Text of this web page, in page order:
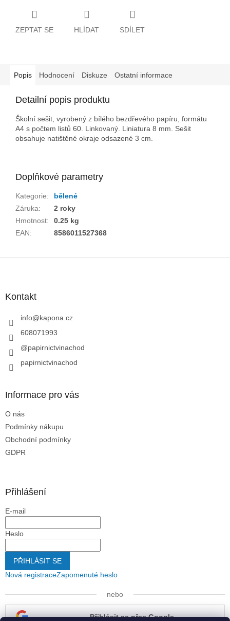
ZEPTAT SE HLÍDAT SDÍLET
Popis Hodnocení Diskuze Ostatní informace
Detailní popis produktu
Školní sešit, vyrobený z bílého bezdřevého papíru, formátu
A4 s počtem listů 60. Linkovaný. Liniatura 8 mm. Sešit
obsahuje natištěné okraje odsazené 3 cm.
Doplňkové parametry
Kategorie:
bělené
Záruka:
2 roky
Hmotnost:
0.25 kg
EAN: 8586011527368
Kontakt
info@kapona.cz
608071993
@papirnictvinachod
papirnictvinachod
Informace pro vás
O nás
Podmínky nákupu
Obchodní podmínky
GDPR
Přihlášení
E-mail
Heslo
PŘIHLÁSIT SE
Nová registraceZapomenuté heslo
nebo
Přihlásit se přes Google